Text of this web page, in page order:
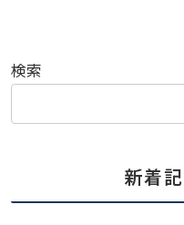
検索
新着